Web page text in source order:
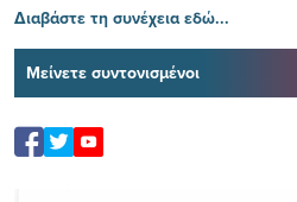
Διαβάστε τη συνέχεια εδώ...
Μείνετε συντονισμένοι